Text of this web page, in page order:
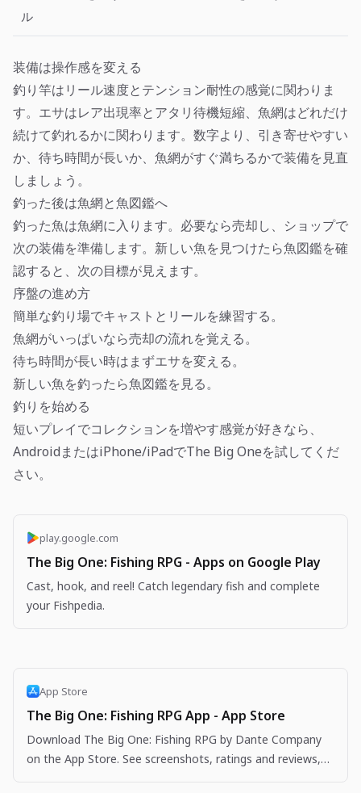
ル
装備は操作感を変える
釣り竿はリール速度とテンション耐性の感覚に関わりま
す。エサはレア出現率とアタリ待機短縮、魚網はどれだけ
続けて釣れるかに関わります。数字より、引き寄せやすい
か、待ち時間が長いか、魚網がすぐ満ちるかで装備を見直
しましょう。
釣った後は魚網と魚図鑑へ
釣った魚は魚網に入ります。必要なら売却し、ショップで
次の装備を準備します。新しい魚を見つけたら魚図鑑を確
認すると、次の目標が見えます。
序盤の進め方
簡単な釣り場でキャストとリールを練習する。
魚網がいっぱいなら売却の流れを覚える。
待ち時間が長い時はまずエサを変える。
新しい魚を釣ったら魚図鑑を見る。
釣りを始める
短いプレイでコレクションを増やす感覚が好きなら、
AndroidまたはiPhone/iPadでThe Big Oneを試してくだ
さい。
play.google.com
The Big One: Fishing RPG - Apps on Google Play
Cast, hook, and reel! Catch legendary fish and complete
your Fishpedia.
App Store
The Big One: Fishing RPG App - App Store
Download The Big One: Fishing RPG by Dante Company
on the App Store. See screenshots, ratings and reviews,